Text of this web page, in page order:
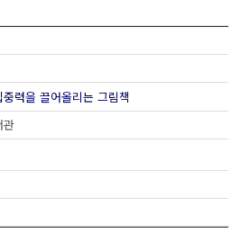
력을 끌어올리는 그림책
관